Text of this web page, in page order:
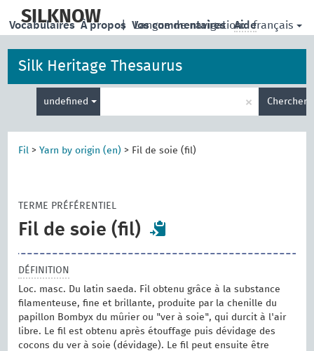
main
SILKNOW | Langue de navigation: français
Vocabulaires À propos Vos commentaires Aide
Silk Heritage Thesaurus
undefined
de
recherche
× Chercher
Fil >Yarn by origin (en) > Fil de soie (fil)
TERME PRÉFÉRENTIEL
Fil de soie (fil)
DÉFINITION
Loc. masc. Du latin saeda. Fil obtenu grâce à la substance
filamenteuse, fine et brillante, produite par la chenille du
papillon Bombyx du mûrier ou "ver à soie", qui durcit à l'air
libre. Le fil est obtenu après étouffage puis dévidage des
cocons du ver à soie (dévidage). Le fil peut ensuite être